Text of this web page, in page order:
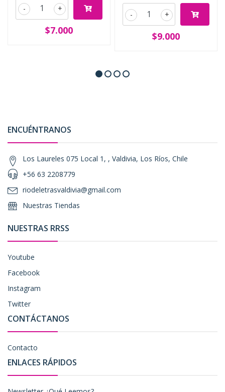
+
-
$7.000
+
-
$9.000
ENCUÉNTRANOS
Los Laureles 075 Local 1, , Valdivia, Los Ríos, Chile
+56 63 2208779
riodeletrasvaldivia@gmail.com
Nuestras Tiendas
NUESTRAS RRSS
Youtube
Facebook
Instagram
Twitter
CONTÁCTANOS
Contacto
ENLACES RÁPIDOS